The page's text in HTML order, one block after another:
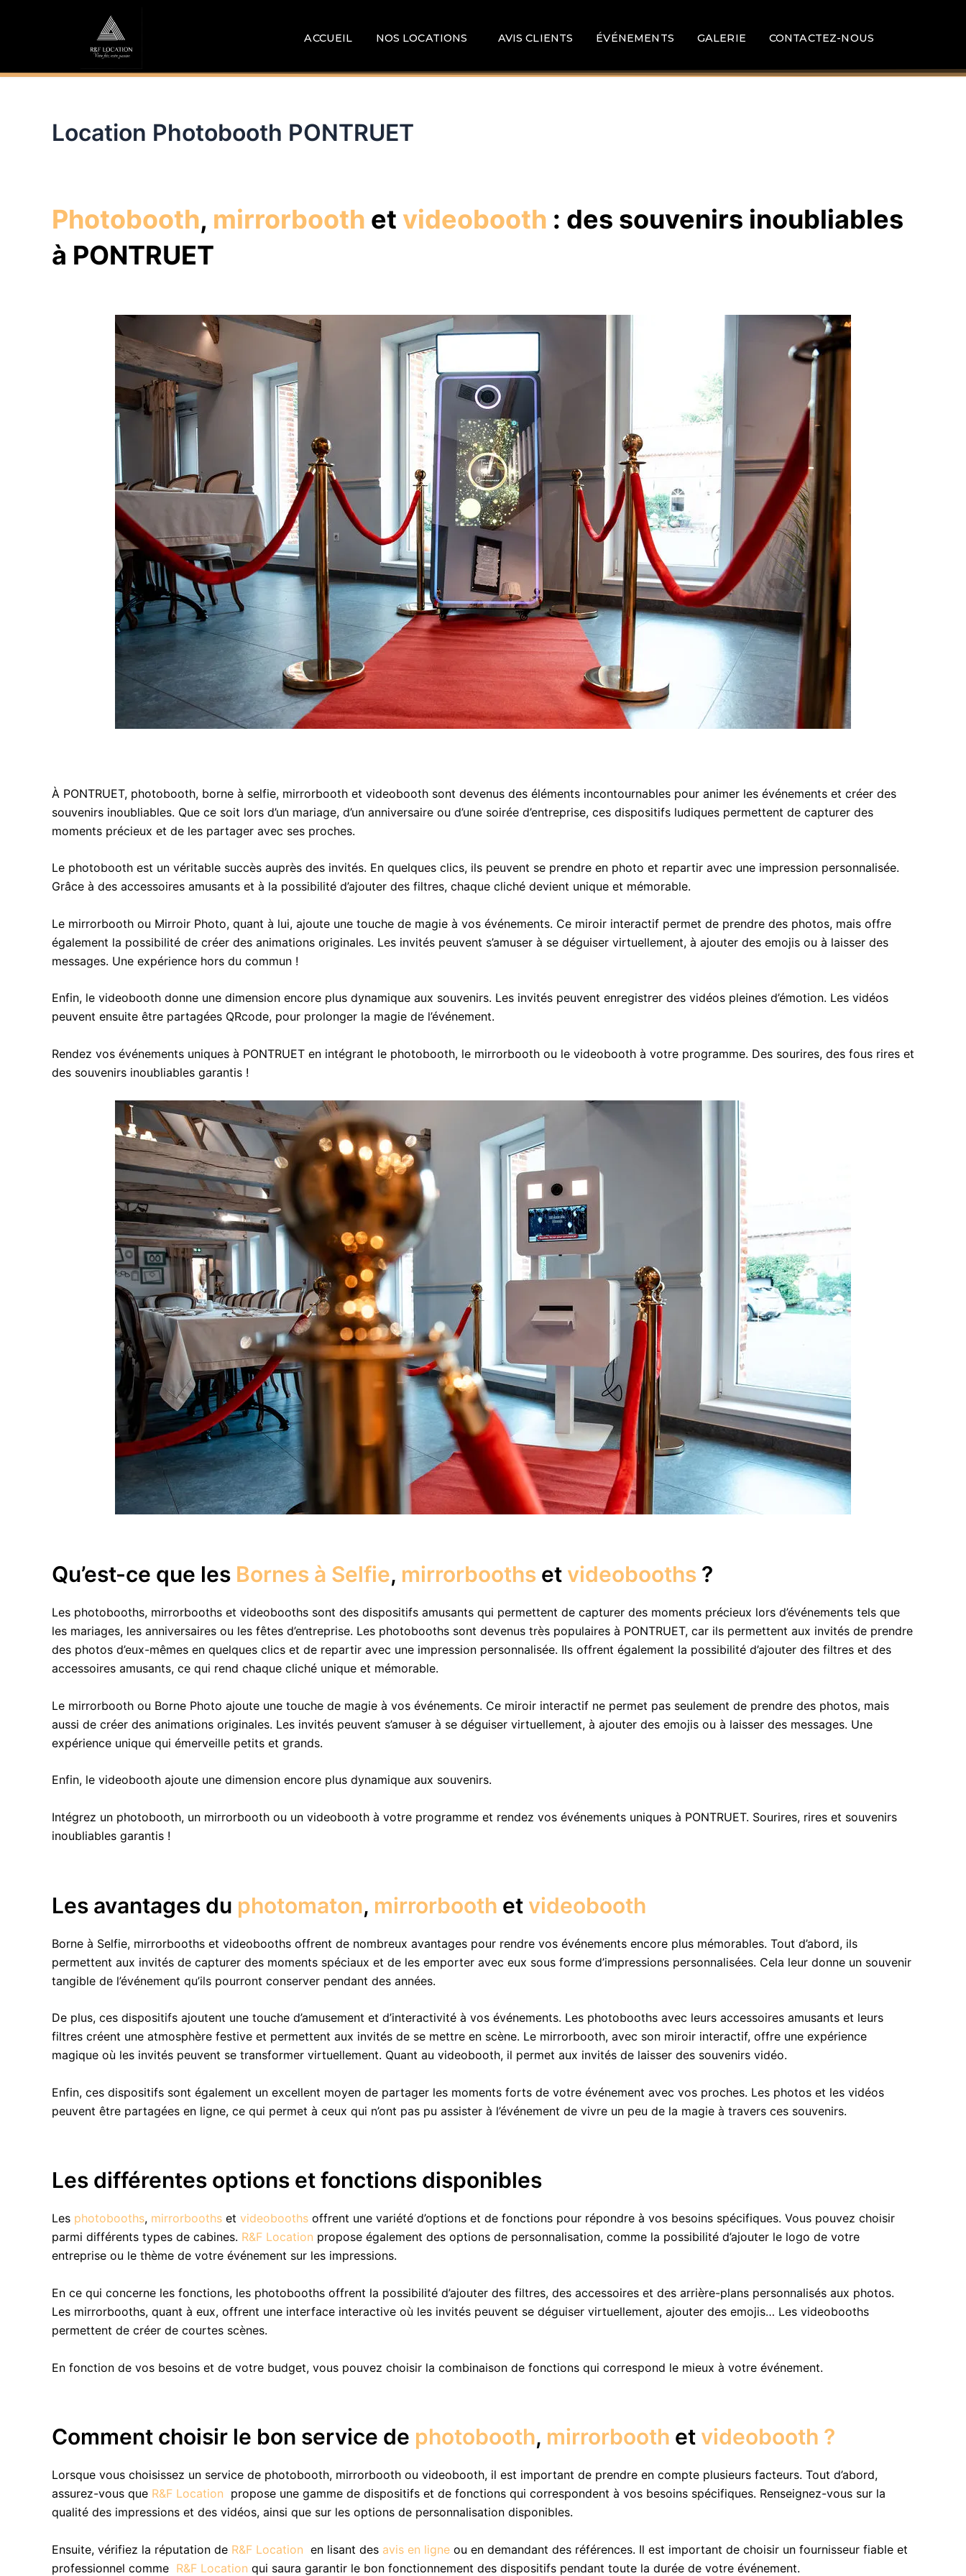
ACCUEIL NOS LOCATIONS AVIS CLIENTS ÉVÉNEMENTS GALERIE CONTACTEZ-NOUS
Location Photobooth PONTRUET
Photobooth, mirrorbooth et videobooth : des souvenirs inoubliables
à PONTRUET
À PONTRUET, photobooth, borne à selfie, mirrorbooth et videobooth sont devenus des éléments incontournables pour animer les événements et créer des
souvenirs inoubliables. Que ce soit lors d’un mariage, d’un anniversaire ou d’une soirée d’entreprise, ces dispositifs ludiques permettent de capturer des
moments précieux et de les partager avec ses proches.
Le photobooth est un véritable succès auprès des invités. En quelques clics, ils peuvent se prendre en photo et repartir avec une impression personnalisée.
Grâce à des accessoires amusants et à la possibilité d’ajouter des filtres, chaque cliché devient unique et mémorable.
Le mirrorbooth ou Mirroir Photo, quant à lui, ajoute une touche de magie à vos événements. Ce miroir interactif permet de prendre des photos, mais offre
également la possibilité de créer des animations originales. Les invités peuvent s’amuser à se déguiser virtuellement, à ajouter des emojis ou à laisser des
messages. Une expérience hors du commun !
Enfin, le videobooth donne une dimension encore plus dynamique aux souvenirs. Les invités peuvent enregistrer des vidéos pleines d’émotion. Les vidéos
peuvent ensuite être partagées QRcode, pour prolonger la magie de l’événement.
Rendez vos événements uniques à PONTRUET en intégrant le photobooth, le mirrorbooth ou le videobooth à votre programme. Des sourires, des fous rires et
des souvenirs inoubliables garantis !
Qu’est-ce que les Bornes à Selfie, mirrorbooths et videobooths ?
Les photobooths, mirrorbooths et videobooths sont des dispositifs amusants qui permettent de capturer des moments précieux lors d’événements tels que
les mariages, les anniversaires ou les fêtes d’entreprise. Les photobooths sont devenus très populaires à PONTRUET, car ils permettent aux invités de prendre
des photos d’eux-mêmes en quelques clics et de repartir avec une impression personnalisée. Ils offrent également la possibilité d’ajouter des filtres et des
accessoires amusants, ce qui rend chaque cliché unique et mémorable.
Le mirrorbooth ou Borne Photo ajoute une touche de magie à vos événements. Ce miroir interactif ne permet pas seulement de prendre des photos, mais
aussi de créer des animations originales. Les invités peuvent s’amuser à se déguiser virtuellement, à ajouter des emojis ou à laisser des messages. Une
expérience unique qui émerveille petits et grands.
Enfin, le videobooth ajoute une dimension encore plus dynamique aux souvenirs.
Intégrez un photobooth, un mirrorbooth ou un videobooth à votre programme et rendez vos événements uniques à PONTRUET. Sourires, rires et souvenirs
inoubliables garantis !
Les avantages du photomaton, mirrorbooth et videobooth
Borne à Selfie, mirrorbooths et videobooths offrent de nombreux avantages pour rendre vos événements encore plus mémorables. Tout d’abord, ils
permettent aux invités de capturer des moments spéciaux et de les emporter avec eux sous forme d’impressions personnalisées. Cela leur donne un souvenir
tangible de l’événement qu’ils pourront conserver pendant des années.
De plus, ces dispositifs ajoutent une touche d’amusement et d’interactivité à vos événements. Les photobooths avec leurs accessoires amusants et leurs
filtres créent une atmosphère festive et permettent aux invités de se mettre en scène. Le mirrorbooth, avec son miroir interactif, offre une expérience
magique où les invités peuvent se transformer virtuellement. Quant au videobooth, il permet aux invités de laisser des souvenirs vidéo.
Enfin, ces dispositifs sont également un excellent moyen de partager les moments forts de votre événement avec vos proches. Les photos et les vidéos
peuvent être partagées en ligne, ce qui permet à ceux qui n’ont pas pu assister à l’événement de vivre un peu de la magie à travers ces souvenirs.
Les différentes options et fonctions disponibles
Les photobooths, mirrorbooths et videobooths offrent une variété d’options et de fonctions pour répondre à vos besoins spécifiques. Vous pouvez choisir
parmi différents types de cabines. R&F Location propose également des options de personnalisation, comme la possibilité d’ajouter le logo de votre
entreprise ou le thème de votre événement sur les impressions.
En ce qui concerne les fonctions, les photobooths offrent la possibilité d’ajouter des filtres, des accessoires et des arrière-plans personnalisés aux photos.
Les mirrorbooths, quant à eux, offrent une interface interactive où les invités peuvent se déguiser virtuellement, ajouter des emojis… Les videobooths
permettent de créer de courtes scènes.
En fonction de vos besoins et de votre budget, vous pouvez choisir la combinaison de fonctions qui correspond le mieux à votre événement.
Comment choisir le bon service de photobooth, mirrorbooth et videobooth ?
Lorsque vous choisissez un service de photobooth, mirrorbooth ou videobooth, il est important de prendre en compte plusieurs facteurs. Tout d’abord,
assurez-vous que R&F Location propose une gamme de dispositifs et de fonctions qui correspondent à vos besoins spécifiques. Renseignez-vous sur la
qualité des impressions et des vidéos, ainsi que sur les options de personnalisation disponibles.
Ensuite, vérifiez la réputation de R&F Location en lisant des avis en ligne ou en demandant des références. Il est important de choisir un fournisseur fiable et
professionnel comme R&F Location qui saura garantir le bon fonctionnement des dispositifs pendant toute la durée de votre événement.